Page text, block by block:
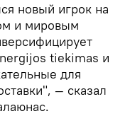
новый игрок на
и мировым
tiekimas и
для
— сказал